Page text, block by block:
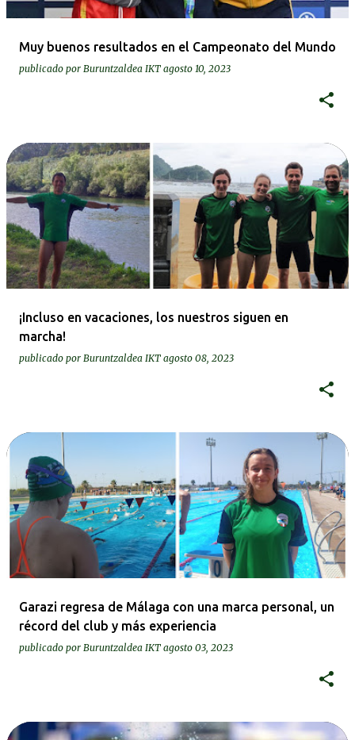
Muy buenos resultados en el Campeonato del Mundo
publicado por Buruntzaldea IKT agosto 10, 2023
¡Incluso en vacaciones, los nuestros siguen en
marcha!
publicado por Buruntzaldea IKT agosto 08, 2023
Garazi regresa de Málaga con una marca personal, un
récord del club y más experiencia
publicado por Buruntzaldea IKT agosto 03, 2023